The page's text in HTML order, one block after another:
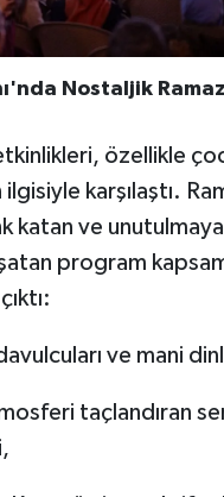
Nostaljik
özellikle
karşılaştı.
katan ve
program
ve mani
taçlandıran